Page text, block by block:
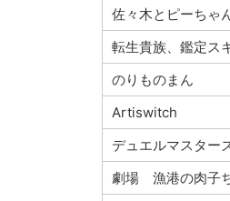
佐々木とピーちゃ
転生貴族、鑑定ス
のりものまん
Artiswitch
デュエルマスター
劇場 漁港の肉子